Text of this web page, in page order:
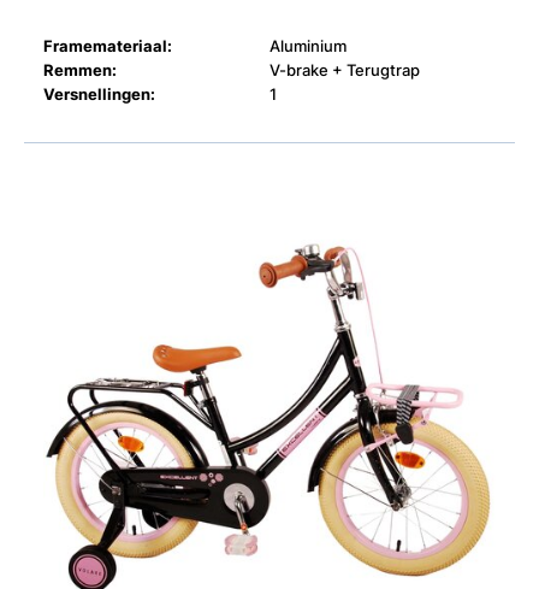
Framemateriaal:
Aluminium
Remmen:
V-brake + Terugtrap
Versnellingen:
1